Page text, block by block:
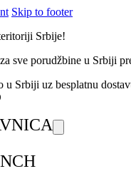
Skip to footer
Srbije!
sve porudžbine u Srbiji
u Srbiji uz besplatnu